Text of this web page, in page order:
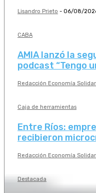
Lisandro Prieto - 06/08/
CABA
AMIA lanzó la
podcast “Tengo
Redacción Economía
Caja de herramientas
Entre Ríos:
recibieron
Redacción Economía
Destacada